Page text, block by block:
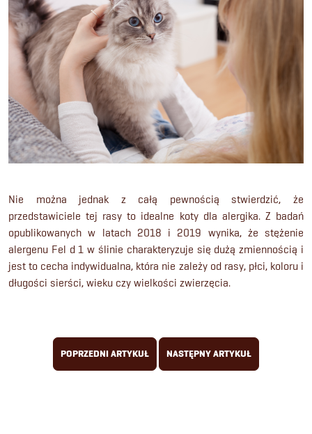
Nie można jednak z całą pewnością stwierdzić, że
przedstawiciele tej rasy to idealne koty dla alergika. Z badań
opublikowanych w latach 2018 i 2019 wynika, że stężenie
alergenu Fel d 1 w ślinie charakteryzuje się dużą zmiennością i
jest to cecha indywidualna, która nie zależy od rasy, płci, koloru i
długości sierści, wieku czy wielkości zwierzęcia.
POPRZEDNI ARTYKUŁ NASTĘPNY ARTYKUŁ